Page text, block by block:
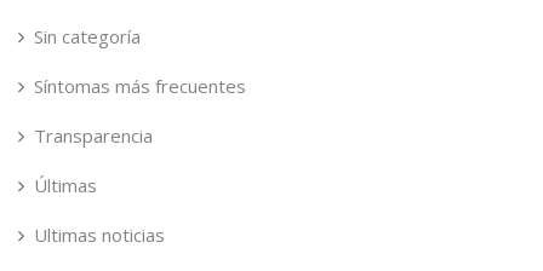
Sin categoría
Síntomas más frecuentes
Transparencia
Últimas
Ultimas noticias